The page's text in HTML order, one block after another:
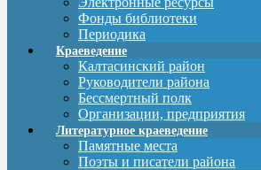
Фонды библиотеки
Периодика
Краеведение
Калтасинский район
Руководители района
Бессмертный полк
Организации, предприятия
Литературное краеведение
Памятные места
Поэты и писатели района